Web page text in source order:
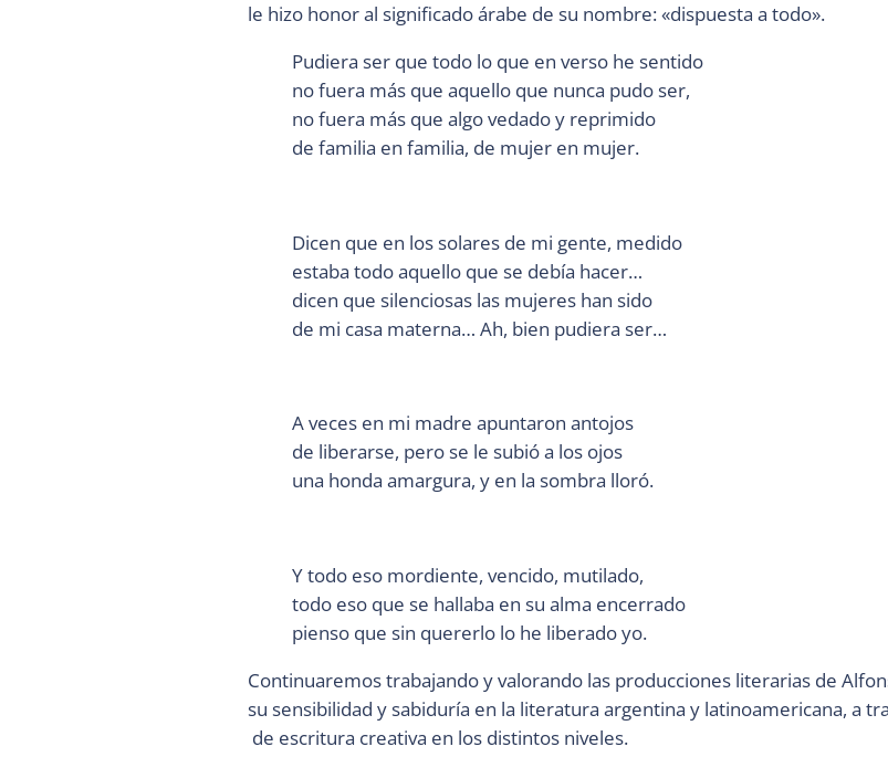
le hizo honor al significado árabe de su nombre: «dispuesta a todo».
Pudiera ser que todo lo que en verso he sentido
no fuera más que aquello que nunca pudo ser,
no fuera más que algo vedado y reprimido
de familia en familia, de mujer en mujer.
Dicen que en los solares de mi gente, medido
estaba todo aquello que se debía hacer…
dicen que silenciosas las mujeres han sido
de mi casa materna… Ah, bien pudiera ser…
A veces en mi madre apuntaron antojos
de liberarse, pero se le subió a los ojos
una honda amargura, y en la sombra lloró.
Y todo eso mordiente, vencido, mutilado,
todo eso que se hallaba en su alma encerrado
pienso que sin quererlo lo he liberado yo.
Continuaremos trabajando y valorando las producciones literarias de
su sensibilidad y sabiduría en la literatura argentina y latinoamericana, a
de escritura creativa en los distintos niveles.